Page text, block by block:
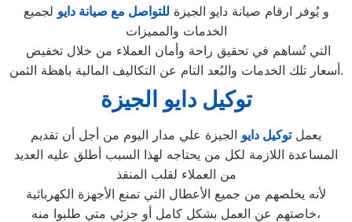
و يُوفر ارقام صيانة دايو الجيزة للتواصل مع صيانة دايو لجميع
الخدمات والمميزات
أسعار تلك الخدمات والبُعد التام عن التكاليف المالية باهظة الثمن.
توكيل دايو الجيزة
يعملتوكيل دايو الجيزة علي مدار اليوم من أجل أن تقديم
المساعدة اللازمة لكل من يحتاجه لهذا السبب أطلق عليه العديد
من العملاء لقلب المنقذ
لأنه يخلصهم من جميع الأعطال التي تمنع الأجهزة الكهربائية
خاصتهم عن العمل بشكل كامل أو جزئي متي طلبوا منه،